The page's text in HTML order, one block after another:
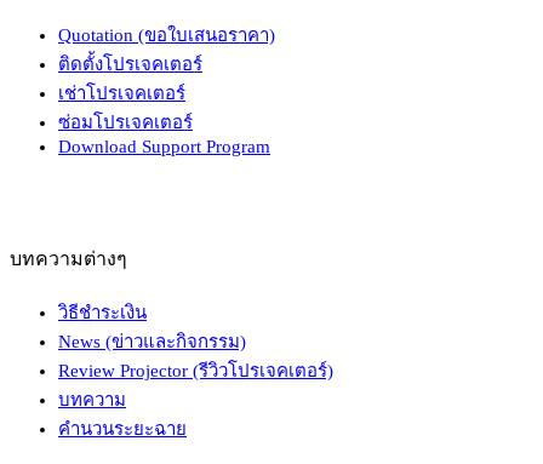
Quotation (ขอใบเสนอราคา)
ติดตั้งโปรเจคเตอร์
เช่าโปรเจคเตอร์
ซ่อมโปรเจคเตอร์
Download Support Program
บทความต่างๆ
วิธีชำระเงิน
News (ข่าวและกิจกรรม)
Review Projector (รีวิวโปรเจคเตอร์)
บทความ
คำนวนระยะฉาย